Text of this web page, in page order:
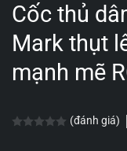
Cốc thủ
Mark thụt
mạnh mẽ
Được xếp
(đánh giá)